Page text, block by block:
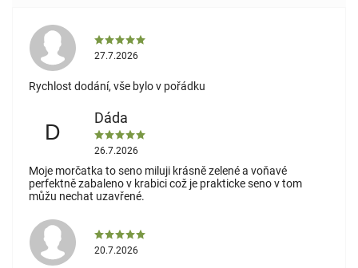
27.7.2026
Rychlost dodání, vše bylo v pořádku
D
Dáda
26.7.2026
Moje morčatka to seno miluji krásně zelené a voňavé
perfektně zabaleno v krabici což je prakticke seno v tom
můžu nechat uzavřené.
20.7.2026